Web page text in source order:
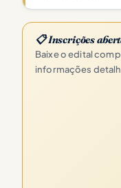
📋 Inscrições
Baixe o edital
informações